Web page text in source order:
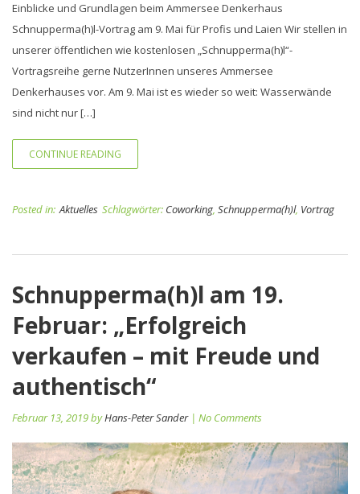
Einblicke und Grundlagen beim Ammersee Denkerhaus
Schnupperma(h)l-Vortrag am 9. Mai für Profis und Laien Wir stellen in
unserer öffentlichen wie kostenlosen „Schnupperma(h)l“-
Vortragsreihe gerne NutzerInnen unseres Ammersee
Denkerhauses vor. Am 9. Mai ist es wieder so weit: Wasserwände
sind nicht nur […]
CONTINUE READING
Posted in: Aktuelles Schlagwörter: Coworking, Schnupperma(h)l, Vortrag
Schnupperma(h)l am 19.
Februar: „Erfolgreich
verkaufen – mit Freude und
authentisch“
Februar 13, 2019 byHans-Peter Sander| No Comments